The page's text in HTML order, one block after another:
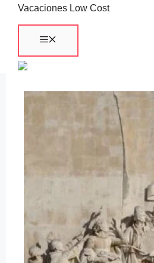
Saltar
contenido
Vacaciones Low Cost